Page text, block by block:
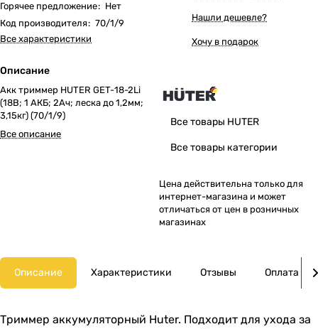
Горячее предложение: Нет
Код производителя: 70/1/9
Все характеристики
Описание
Акк триммер HUTER GET-18-2Li
(18В; 1 АКБ; 2Ач; леска до 1,2мм;
3,15кг) (70/1/9)
Все описание
Нашли дешевле?
Хочу в подарок
Все товары HUTER
Все товары категории
Цена действительна только для
интернет-магазина и может
отличаться от цен в розничных
магазинах
Описание Характеристики Отзывы Оплата
Триммер аккумуляторный Huter. Подходит для ухода за